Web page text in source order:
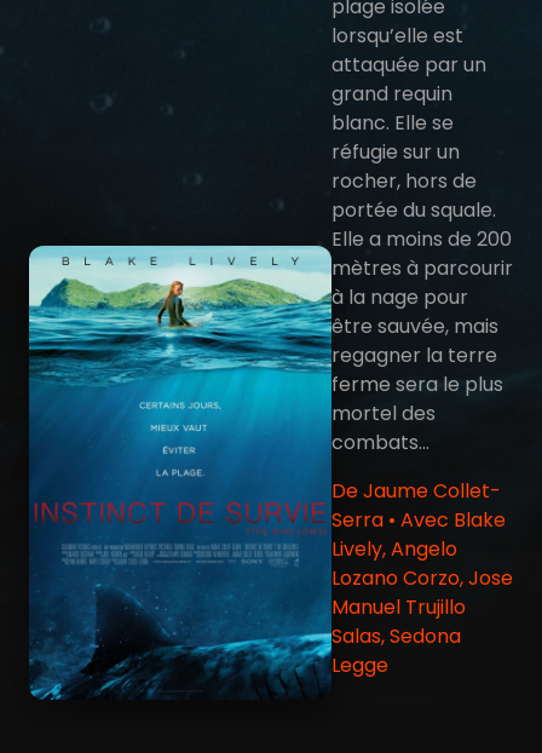
plage isolée
lorsqu’elle est
attaquée par un
grand requin
blanc. Elle se
réfugie sur un
rocher, hors de
portée du squale.
Elle a moins de 200
mètres à parcourir
à la nage pour
être sauvée, mais
regagner la terre
ferme sera le plus
mortel des
combats…
De Jaume Collet-
Serra • Avec Blake
Lively, Angelo
Lozano Corzo, Jose
Manuel Trujillo
Salas, Sedona
Legge